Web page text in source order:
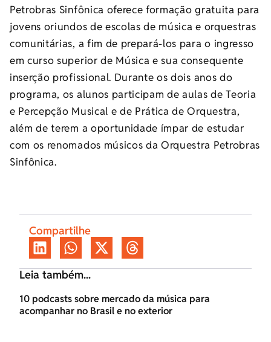
Petrobras Sinfônica oferece formação gratuita para
jovens oriundos de escolas de música e orquestras
comunitárias, a fim de prepará-los para o ingresso
em curso superior de Música e sua consequente
inserção profissional. Durante os dois anos do
programa, os alunos participam de aulas de Teoria
e Percepção Musical e de Prática de Orquestra,
além de terem a oportunidade ímpar de estudar
com os renomados músicos da Orquestra Petrobras
Sinfônica.
Compartilhe
Leia também...
10 podcasts sobre mercado da música para
acompanhar no Brasil e no exterior